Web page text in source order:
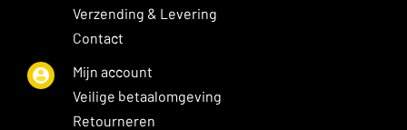
Verzending & Levering
Contact
Mijn account
Veilige betaalomgeving
Retourneren